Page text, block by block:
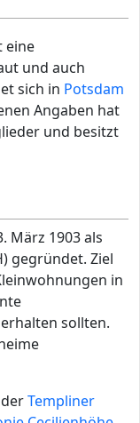
eine
und auch
sich in Potsdam
Angaben hat
und besitzt
März 1903 als
gegründet. Ziel
in
sollten.
Templiner